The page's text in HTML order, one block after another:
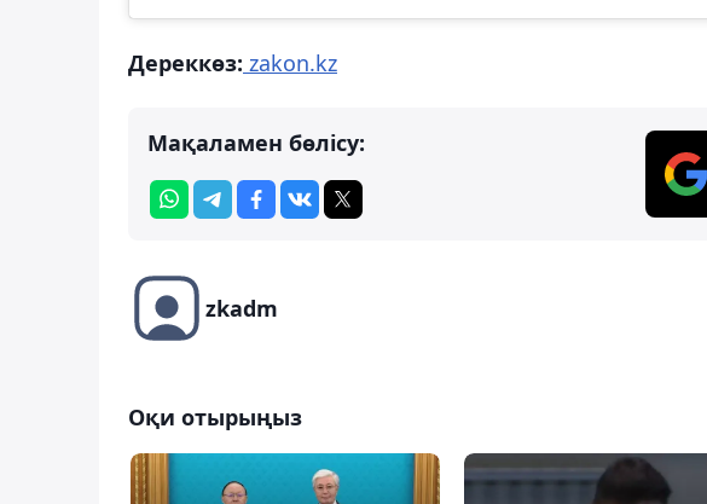
Дереккөз: zakon.kz
Мақаламен бөлісу:
zkadm
Оқи отырыңыз